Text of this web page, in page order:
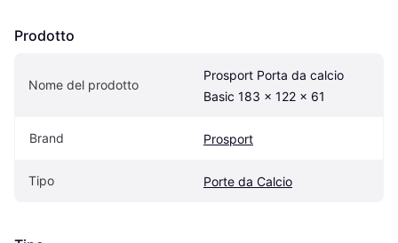
Prodotto
Nome del prodotto
Prosport Porta da calcio
Basic 183 x 122 x 61
Brand Prosport
Tipo Porte da Calcio